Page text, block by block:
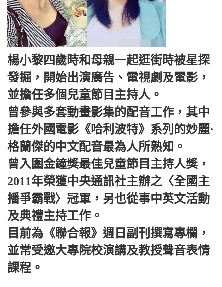
楊小黎四歲時和母親一起逛街時被星探
發掘，開始出演廣告、電視劇及電影，
並擔任多個兒童節目主持人。
曾參與多套動畫影集的配音工作，其中
擔任外國電影《哈利波特》系列的妙麗·
格蘭傑的中文配音最為人所熟知。
曾入圍金鐘獎最佳兒童節目主持人獎，
2011年榮獲中央通訊社主辦之〈全國主
播爭霸戰〉冠軍，另也從事中英文活動
及典禮主持工作。
目前為《聯合報》週日副刊撰寫專欄，
並常受邀大專院校演講及教授聲音表情
課程。